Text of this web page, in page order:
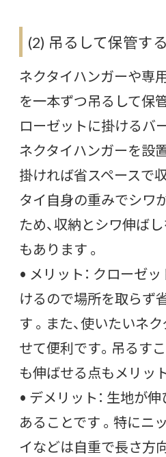
(2) 吊るして保管す
ネクタイハンガーや専
を一本ずつ吊るして保
ローゼットに掛けるバ
ネクタイハンガーを設
掛ければ省スペースで
タイ自身の重みでシワ
ため、収納とシワ伸ば
もあります 。
• メリット： クローゼ
けるので場所を取らず
す 。また、使いたいネ
せて便利です。吊るす
も伸ばせる点もメリッ
• デメリット： 生地が
あることです 。特にニ
イなどは自重で長さ方